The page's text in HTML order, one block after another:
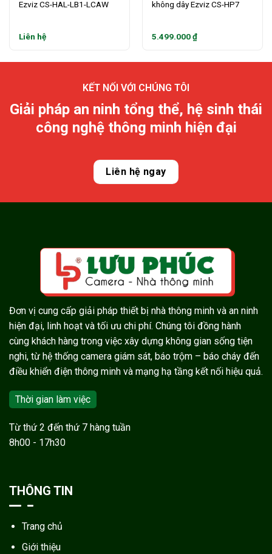
Ezviz CS-HAL-LB1-LCAW
Liên hệ
không dây Ezviz CS-HP7
5.499.000₫
KẾT NỐI VỚI CHÚNG TÔI
Giải pháp an ninh tổng thể, hệ sinh thái
công nghệ thông minh hiện đại
Liên hệ ngay
Đơn vị cung cấp giải pháp thiết bị nhà thông minh và an ninh
hiện đại, linh hoạt và tối ưu chi phí. Chúng tôi đồng hành
cùng khách hàng trong việc xây dựng không gian sống tiện
nghi, từ hệ thống camera giám sát, báo trộm – báo cháy đến
điều khiển điện thông minh và mạng hạ tầng kết nối hiệu quả.
Thời gian làm việc
Từ thứ 2 đến thứ 7 hàng tuần
8h00 - 17h30
THÔNG TIN
Trang chủ
Giới thiệu